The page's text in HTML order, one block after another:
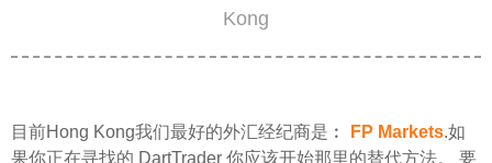
Kong
目前Hong Kong我们最好的外汇经纪商是︰ FP Markets.如
果你正在寻找的 DartTrader 你应该开始那里的替代方法。 要